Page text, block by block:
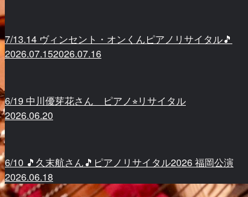
7/13.14 ヴィンセント・オンくんピアノリサイタル🎵
2026.07.152026.07.16
6/19 中川優芽花さん ピアノ⭐︎リサイタル
2026.06.20
6/10 🎵久末航さん🎵ピアノリサイタル2026 福岡公演
2026.06.18